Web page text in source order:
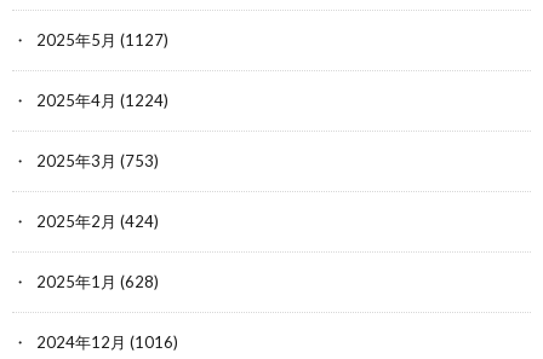
2025年5月 (1127)
2025年4月 (1224)
2025年3月 (753)
2025年2月 (424)
2025年1月 (628)
2024年12月 (1016)